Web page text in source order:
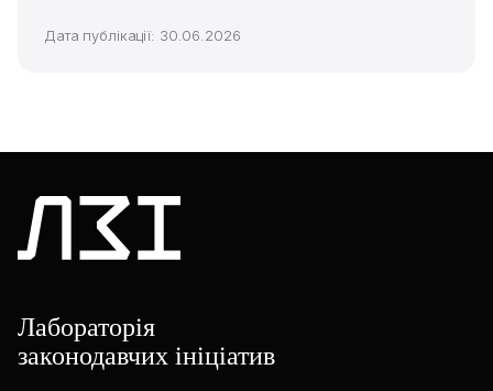
Дата публікації: 30.06.2026
Лабораторія
законодавчих ініціатив